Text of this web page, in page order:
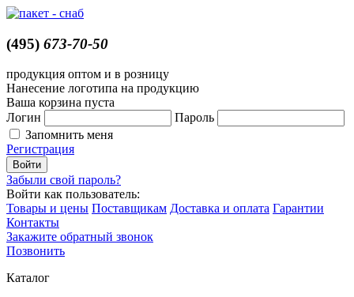
(495) 673-70-50
продукция оптом и в розницу
Нанесение логотипа на продукцию
Ваша корзина пуста
Логин
Пароль
Запомнить меня
Регистрация
Забыли свой пароль?
Войти как пользователь:
Товары и цены Поставщикам Доставка и оплата Гарантии
Контакты
Закажите обратный звонок
Позвонить
Каталог